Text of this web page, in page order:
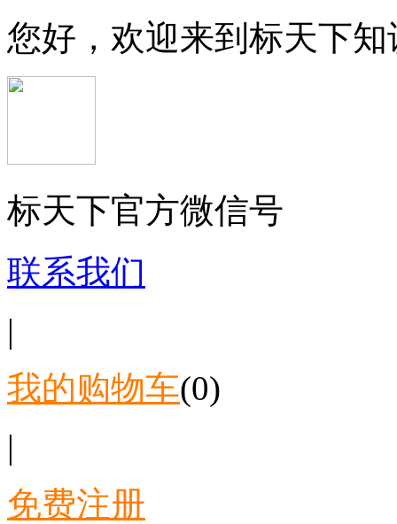
您好，欢迎来到标天下
标天下官方微信号
联系我们
|
我的购物车(0)
|
免费注册